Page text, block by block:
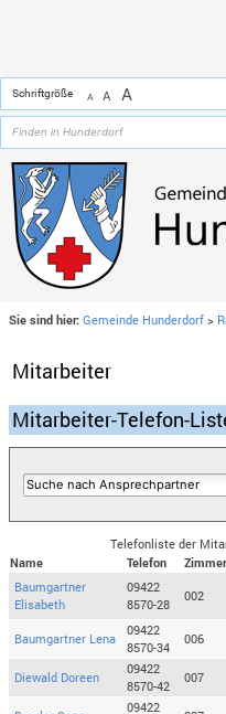
Schriftgröße A A A
Sie sind hier: Gemeinde Hunderdorf >
Mitarbeiter
Mitarbeiter-Telefon-
Telefonliste der
Name
Telefon Zimmer
Baumgartner
Elisabeth
09422
8570-28
002
Baumgartner Lena
09422
8570-34
006
Diewald Doreen
09422
8570-42
007
09422